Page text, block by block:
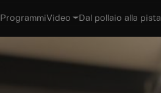
ProgrammiVideo Dal pollaio alla pista